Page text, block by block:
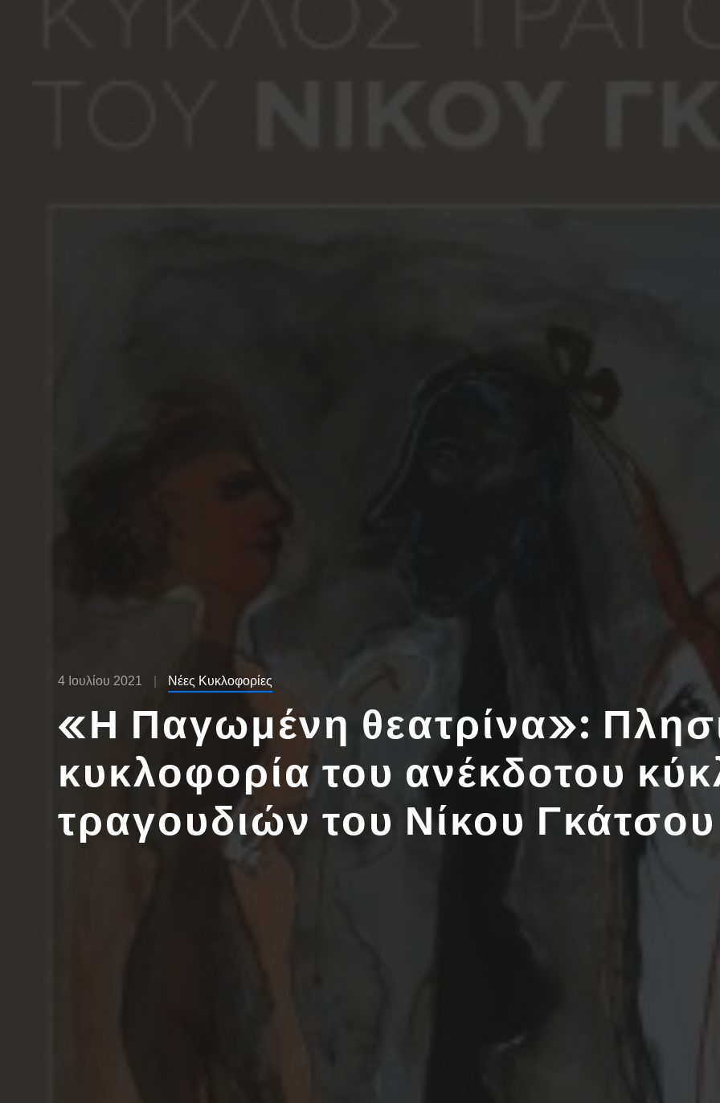
4 Ιουλίου 2021 Νέες Κυκλοφορίες
«Η Παγωμένη θεατρίνα»:
κυκλοφορία του ανέκδοτου
τραγουδιών του Νίκου Γκάτσου